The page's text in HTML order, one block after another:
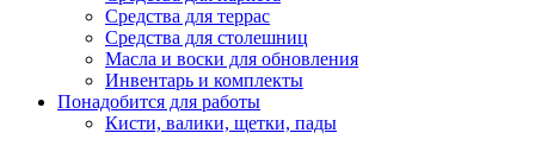
Средства для террас
Средства для столешниц
Масла и воски для обновления
Инвентарь и комплекты
Понадобится для работы
Кисти, валики, щетки, пады